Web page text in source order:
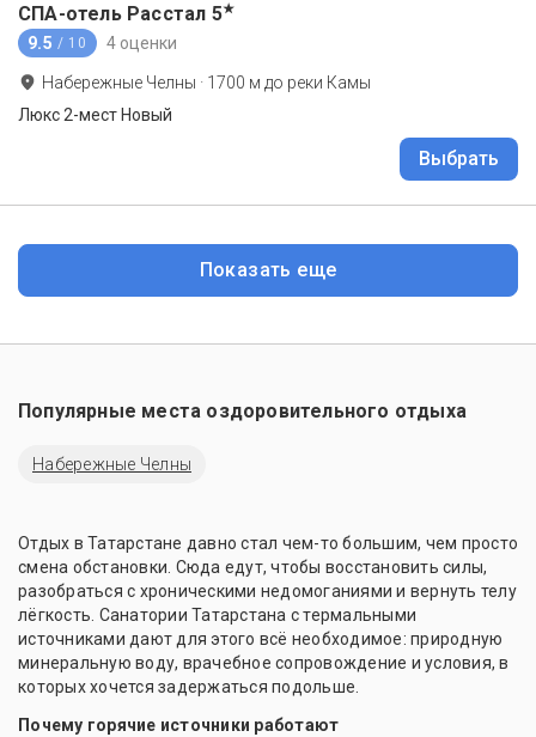
СПА-отель Расстал 5★
9.5 / 10 4 оценки
Набережные Челны · 1700 м до реки Камы
Люкс 2-мест Новый
Выбрать
Показать еще
Популярные места оздоровительного отдыха
Набережные Челны
Отдых в Татарстане давно стал чем-то большим, чем просто
смена обстановки. Сюда едут, чтобы восстановить силы,
разобраться с хроническими недомоганиями и вернуть телу
лёгкость. Санатории Татарстана с термальными
источниками дают для этого всё необходимое: природную
минеральную воду, врачебное сопровождение и условия, в
которых хочется задержаться подольше.
Почему горячие источники работают